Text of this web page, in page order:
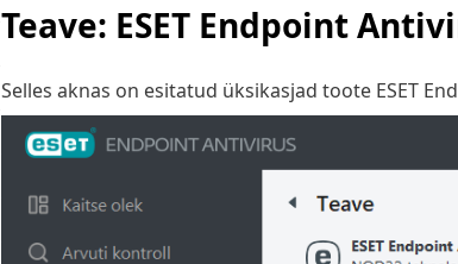
Teave: ESET Endpoint
Selles aknas on esitatud üksikasjad toote ESET